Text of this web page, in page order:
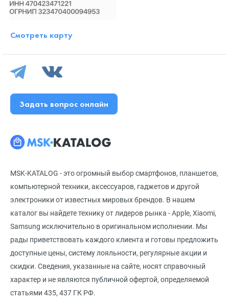
MSK-KATALOG - это огромный выбор смартфонов, планшетов,
компьютерной техники, аксессуаров, гаджетов и другой
электроники от известных мировых брендов. В нашем
каталог вы найдете технику от лидеров рынка - Apple, Xiaomi,
Samsung исключительно в оригинальном исполнении. Мы
рады приветствовать каждого клиента и готовы предложить
доступные цены, систему лояльности, регулярные акции и
скидки. Сведения, указанные на сайте, носят справочный
характер и не являются публичной офертой, определяемой
статьями 435, 437 ГК РФ.
Смотреть карту
Задать вопрос онлайн